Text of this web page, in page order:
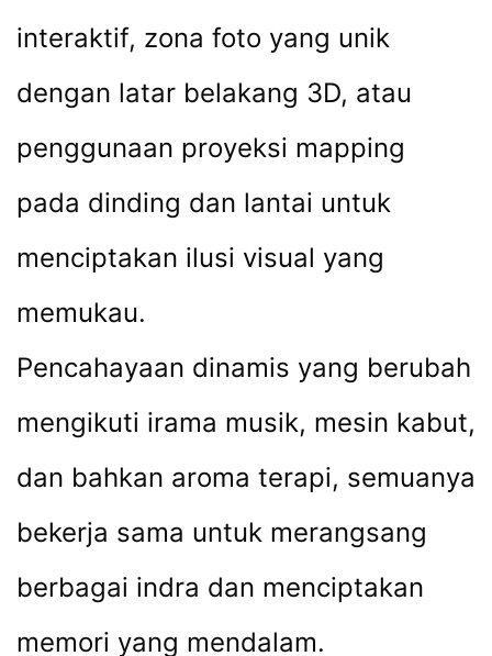
interaktif, zona foto yang unik
dengan latar belakang 3D, atau
penggunaan proyeksi mapping
pada dinding dan lantai untuk
menciptakan ilusi visual yang
memukau.
Pencahayaan dinamis yang berubah
mengikuti irama musik, mesin kabut,
dan bahkan aroma terapi, semuanya
bekerja sama untuk merangsang
berbagai indra dan menciptakan
memori yang mendalam.